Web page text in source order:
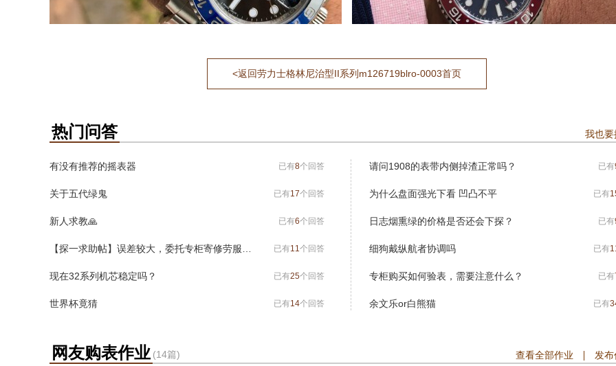
<返回劳力士格林尼治型II系列m126719blro-0003首页
热门问答 我也
有没有推荐的摇表器 已有8个回答
关于五代绿鬼 已有17个回答
新人求教🙏 已有6个回答
已有11个回答
现在32系列机芯稳定吗？ 已有25个回答
世界杯竟猜 已有14个回答
请问1908的表带内侧掉渣正常吗？ 已有
为什么盘面强光下看 凹凸不平 已有
日志烟熏绿的价格是否还会下探？ 已有
细狗戴纵航者协调吗 已有
专柜购买如何验表，需要注意什么？ 已有
余文乐or白熊猫 已有
网友购表作业 (14篇) 查看全部作业 发